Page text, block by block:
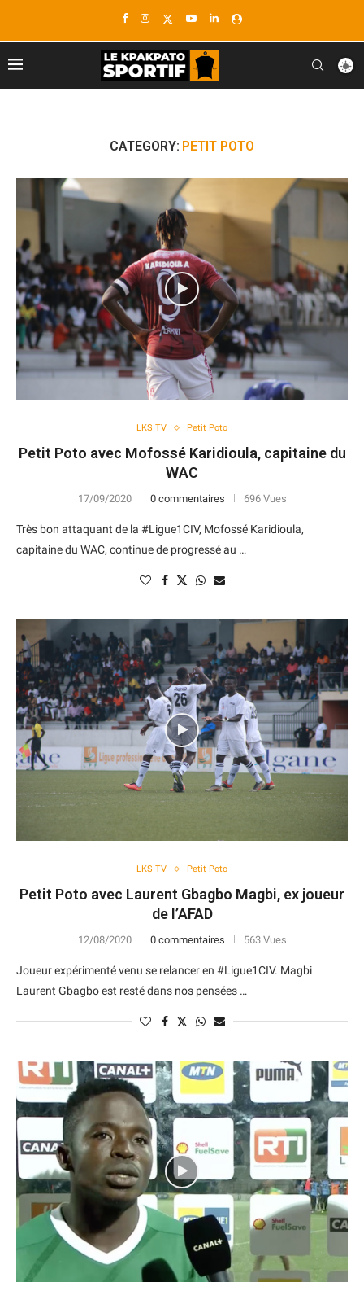
CATEGORY: PETIT POTO
LKS TV Petit Poto
Petit Poto avec Mofossé Karidioula, capitaine du
WAC
17/09/2020 0 commentaires 696 Vues
Très bon attaquant de la #Ligue1CIV, Mofossé Karidioula,
capitaine du WAC, continue de progressé au …
LKS TV Petit Poto
Petit Poto avec Laurent Gbagbo Magbi, ex joueur
de l’AFAD
12/08/2020 0 commentaires 563 Vues
Joueur expérimenté venu se relancer en #Ligue1CIV. Magbi
Laurent Gbagbo est resté dans nos pensées …